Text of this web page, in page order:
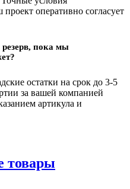
оперативно согласует
пока мы
остатки на срок до 3-5
за вашей компанией
артикула и
товары